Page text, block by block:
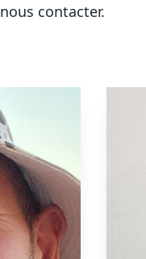
nous contacter.